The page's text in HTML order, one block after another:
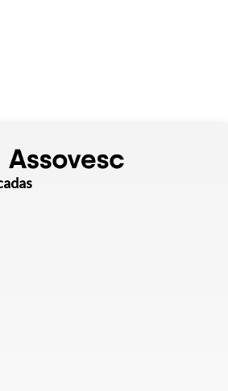
e Ctrl- (para diminuir) no seu